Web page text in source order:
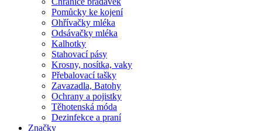
Pomůcky ke kojení
Ohřívačky mléka
Odsávačky mléka
Kalhotky
Stahovací pásy
Krosny, nosítka, vaky
Přebalovací tašky
Zavazadla, Batohy
Ochrany a pojistky
Těhotenská móda
Dezinfekce a praní
Značky